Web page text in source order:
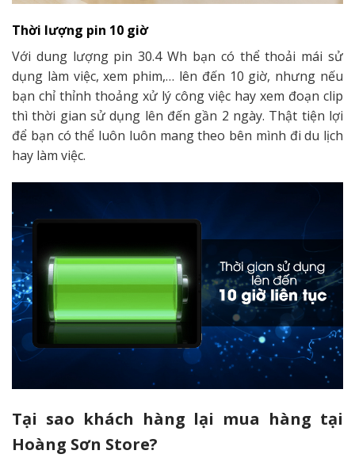
Thời lượng pin 10 giờ
Với dung lượng pin 30.4 Wh bạn có thể thoải mái sử
dụng làm việc, xem phim,… lên đến 10 giờ, nhưng nếu
bạn chỉ thỉnh thoảng xử lý công việc hay xem đoạn clip
thì thời gian sử dụng lên đến gần 2 ngày. Thật tiện lợi
để bạn có thể luôn luôn mang theo bên mình đi du lịch
hay làm việc.
Tại sao khách hàng lại mua hàng tại
Hoàng Sơn Store?